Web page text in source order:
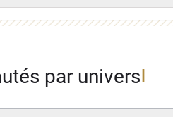
par univers